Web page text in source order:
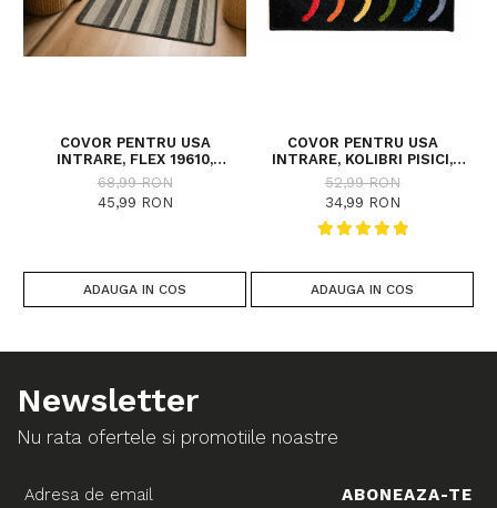
COVOR PENTRU USA
INTRARE, FLEX 19610,
ANTIDERAPANT, GRI, 50X80
CM
68,99 RON
45,99 RON
ADAUGA IN COS
COVOR PENTRU USA
INTRARE, KOLIBRI PISICI,
40X60 CM, 2200 GR/MP
52,99 RON
34,99 RON
ADAUGA IN COS
Newsletter
Nu rata ofertele si promotiile noastre